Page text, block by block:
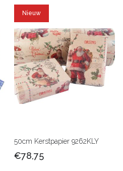
Nieuw
50cm Kerstpapier 9262KLY
€78,75